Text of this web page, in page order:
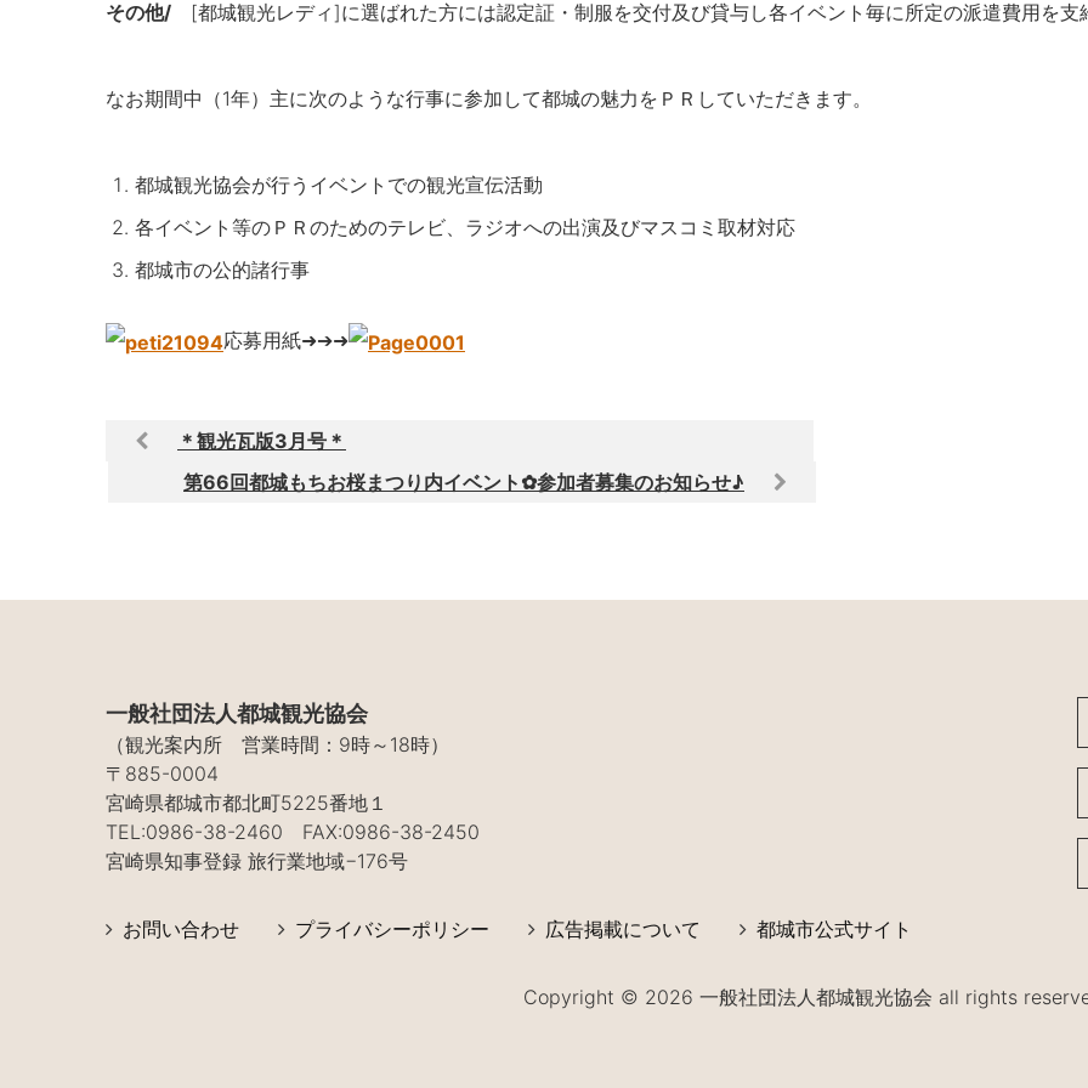
その他/ [都城観光レディ]に選ばれた方には認定証・制服を交付及び貸与し各イベント毎に所定の派遣費用を支
なお期間中（1年）主に次のような行事に参加して都城の魅力をＰＲしていただきます。
都城観光協会が行うイベントでの観光宣伝活動
各イベント等のＰＲのためのテレビ、ラジオへの出演及びマスコミ取材対応
都城市の公的諸行事
応募用紙➜➔➜
＊観光瓦版3月号＊
第66回都城もちお桜まつり内イベント✿参加者募集のお知らせ♪
一般社団法人都城観光協会
（観光案内所 営業時間：9時～18時）
〒885-0004
宮崎県都城市都北町5225番地１
TEL:0986-38-2460 FAX:0986-38-2450
宮崎県知事登録 旅行業地域−176号
お問い合わせ プライバシーポリシー 広告掲載について 都城市公式サイト
Copyright © 2026 一般社団法人都城観光協会 all rights